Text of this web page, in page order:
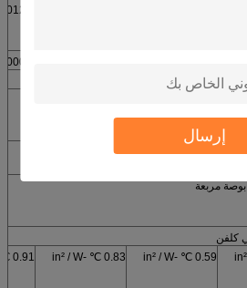
إرسال
0.59 ℃ -in² / W
0.83 ℃ -in² / W
0.91 ℃ -in² / W